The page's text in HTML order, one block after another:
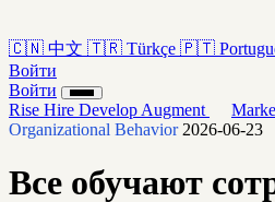
🇨🇳 中文 🇹🇷 Türkçe 🇵🇹
Войти
Войти
Rise Hire Develop Augment
Organizational Behavior 2026-06-23
Все обучают